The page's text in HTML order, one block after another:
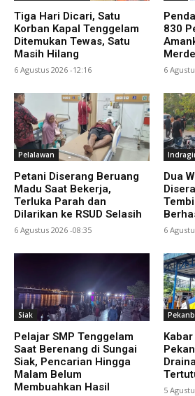
Tiga Hari Dicari, Satu
Korban Kapal Tenggelam
Ditemukan Tewas, Satu
Masih Hilang
6 Agustus 2026 -12:16
830
6
Pelalawan
Petani Diserang Beruang
Madu Saat Bekerja,
Terluka Parah dan
Dilarikan ke RSUD Selasih
6 Agustus 2026 -08:35
Dua
6
Siak
Pelajar SMP Tenggelam
Saat Berenang di Sungai
Siak, Pencarian Hingga
Malam Belum
Membuahkan Hasil
5